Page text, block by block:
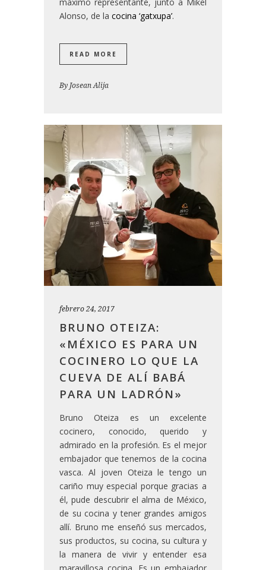
Alonso, de la cocina ‘gatxupa’.
READ MORE
By Josean Alija
febrero 24, 2017
BRUNO OTEIZA:
«MÉXICO ES PARA UN
COCINERO LO QUE LA
CUEVA DE ALÍ BABÁ
PARA UN LADRÓN»
Bruno Oteiza es un excelente
cocinero, conocido, querido y
admirado en la profesión. Es el mejor
embajador que tenemos de la cocina
vasca. Al joven Oteiza le tengo un
cariño muy especial porque gracias a
él, pude descubrir el alma de México,
de su cocina y tener grandes amigos
allí. Bruno me enseñó sus mercados,
sus productos, su cocina, su cultura y
la manera de vivir y entender esa